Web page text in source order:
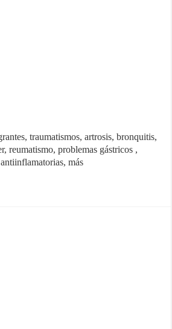
traumatismos, artrosis, bronquitis,
reumatismo, problemas gástricos ,
más